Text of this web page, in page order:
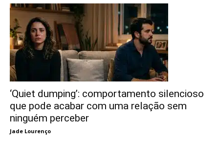
‘Quiet dumping’: comportamento silencioso
que pode acabar com uma relação sem
ninguém perceber
Jade Lourenço